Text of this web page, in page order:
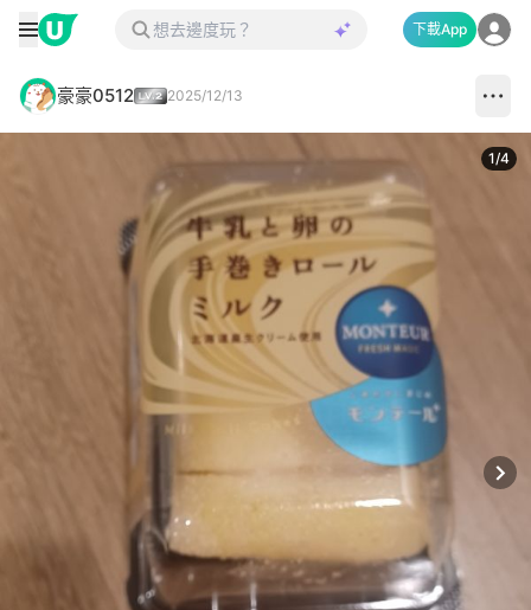
下載App
豪豪0512 2025/12/13
1/4